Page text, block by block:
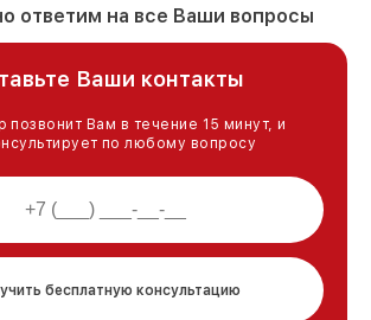
ответим на все Ваши вопросы
Ваши контакты
позвонит Вам в течение 15 минут, и
по любому вопросу
бесплатную консультацию